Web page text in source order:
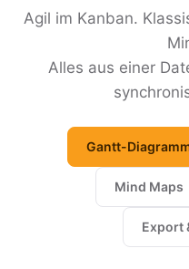
Agil im Kanban.
Alles aus einer
Gantt-
Mind Maps
Export